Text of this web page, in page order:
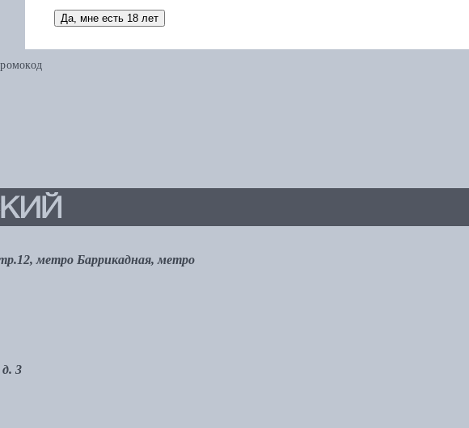
метро Баррикадная, метро
3
Да, мне есть 18 лет